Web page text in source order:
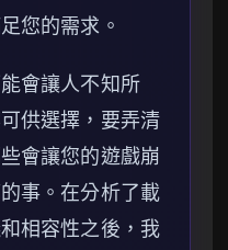
您的需求。
會讓人不知所
供選擇，要弄清
會讓您的遊戲崩
事。在分析了載
相容性之後，我